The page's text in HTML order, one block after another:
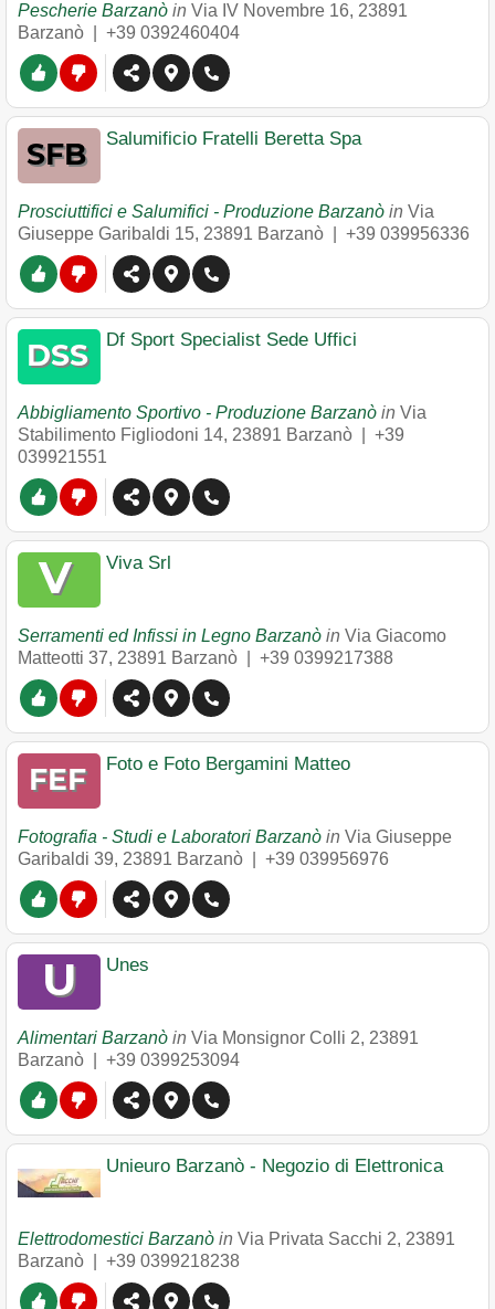
Pescherie Barzanò in Via IV Novembre 16, 23891
Barzanò
+39 0392460404
Salumificio Fratelli Beretta Spa
Prosciuttifici e Salumifici - Produzione Barzanò in Via
Giuseppe Garibaldi 15, 23891 Barzanò +39 039956336
Df Sport Specialist Sede Uffici
Abbigliamento Sportivo - Produzione Barzanò in Via
Stabilimento Figliodoni 14, 23891 Barzanò
+39
039921551
Viva Srl
Serramenti ed Infissi in Legno Barzanò in Via Giacomo
Matteotti 37, 23891 Barzanò +39 0399217388
Foto e Foto Bergamini Matteo
Fotografia - Studi e Laboratori Barzanò in Via Giuseppe
Garibaldi 39, 23891 Barzanò +39 039956976
Unes
Alimentari Barzanò in Via Monsignor Colli 2, 23891
Barzanò
+39 0399253094
Unieuro Barzanò - Negozio di Elettronica
Elettrodomestici Barzanò in Via Privata Sacchi 2, 23891
Barzanò
+39 0399218238